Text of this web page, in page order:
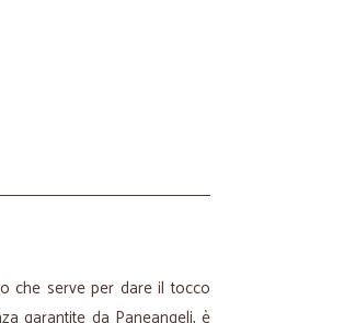
che serve per dare il tocco